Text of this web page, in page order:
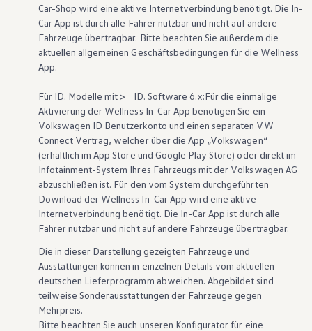
Car-Shop wird eine aktive Internetverbindung benötigt. Die In-
Car App ist durch alle Fahrer nutzbar und nicht auf andere
Fahrzeuge übertragbar. Bitte beachten Sie außerdem die
aktuellen allgemeinen Geschäftsbedingungen für die Wellness
App.
Für ID. Modelle mit >= ID. Software 6.x:Für die einmalige
Aktivierung der Wellness In-Car App benötigen Sie ein
Volkswagen ID Benutzerkonto und einen separaten VW
ConnectVertrag, welcher über die App „Volkswagen“
(erhältlich im App Store und Google Play Store) oder direkt im
Infotainment-System Ihres Fahrzeugs mit der Volkswagen AG
abzuschließen ist. Für den vom System durchgeführten
Download der Wellness In-Car App wird eine aktive
Internetverbindung benötigt. Die In-Car App ist durch alle
Fahrer nutzbar und nicht auf andere Fahrzeuge übertragbar.
Die in dieser Darstellung gezeigten Fahrzeuge und
Ausstattungen können in einzelnen Details vom aktuellen
deutschen Lieferprogramm abweichen. Abgebildet sind
teilweise Sonderausstattungen der Fahrzeuge gegen
Mehrpreis.
Bitte beachten Sie auch unseren Konfigurator für eine